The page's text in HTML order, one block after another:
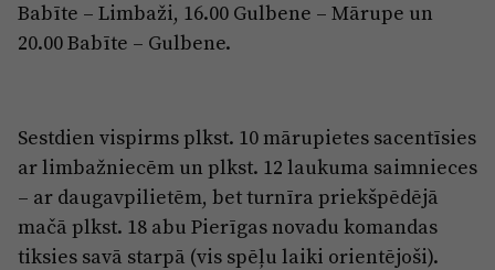
Jūrmala
Lietošanas noteikumi
Pārredzamības paziņojumi
Sludinājumi
Babīte – Limbaži, 16.00 Gulbene – Mārupe un
20.00 Babīte – Gulbene.
Sestdien vispirms plkst. 10 mārupietes sacentīsies
ar limbažniecēm un plkst. 12 laukuma saimnieces
– ar daugavpilietēm, bet turnīra priekšpēdējā
mačā plkst. 18 abu Pierīgas novadu komandas
tiksies savā starpā (vis spēļu laiki orientējoši).